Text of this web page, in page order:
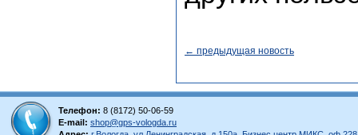
← предыдущая новость
Телефон: 8 (8172) 50-06-59
E-mail: shop@gps-vologda.ru